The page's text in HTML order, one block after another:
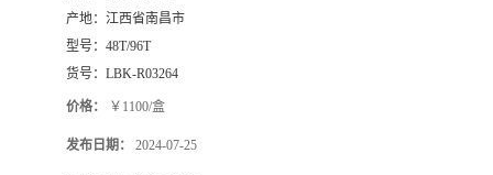
产地： 江西省南昌市
型号： 48T/96T
货号： LBK-R03264
价格： ￥1100/盒
发布日期： 2024-07-25